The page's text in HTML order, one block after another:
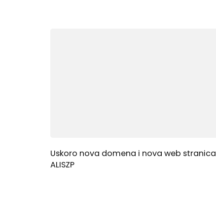
Uskoro nova domena i nova web stranica
ALISZP